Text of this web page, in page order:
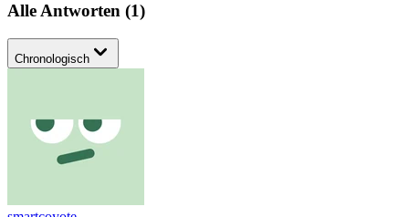
Alle Antworten (1)
Chronologisch